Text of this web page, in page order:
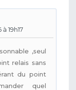
19h17
,seul
relais sans
du point
quel